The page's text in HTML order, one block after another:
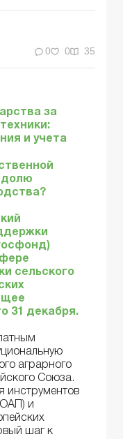
0 0 35
за
и учета
долю
сельского
31 декабря.
аграрного
Союза.
инструментов
и
шаг к